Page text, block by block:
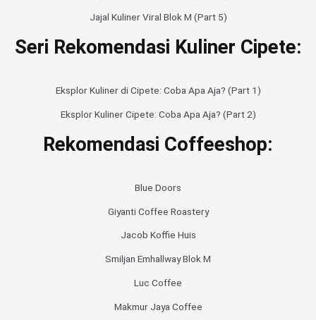
Jajal Kuliner Viral Blok M (Part 5)
Seri Rekomendasi Kuliner Cipete:
Eksplor Kuliner di Cipete: Coba Apa Aja? (Part 1)
Eksplor Kuliner Cipete: Coba Apa Aja? (Part 2)
Rekomendasi Coffeeshop:
Blue Doors
Giyanti Coffee Roastery
Jacob Koffie Huis
Smiljan Emhallway Blok M
Luc Coffee
Makmur Jaya Coffee